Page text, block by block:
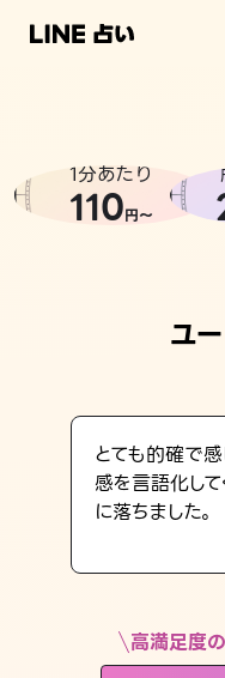
相談事例
LINE占いを開く
※LINEアプリ内のサービスページへ遷
1分あたり
110円〜
ユ
とても的確で
感を言語化し
に落ちました。
高満足度